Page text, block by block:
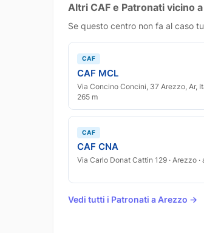
Altri CAF e Patronati vicino
Se questo centro non fa al caso
CAF
CAF MCL
Via Concino Concini, 37 Arezzo, Ar,
265 m
CAF
CAF CNA
Via Carlo Donat Cattin 129 · Arezzo ·
Vedi tutti i Patronati a Arezzo →